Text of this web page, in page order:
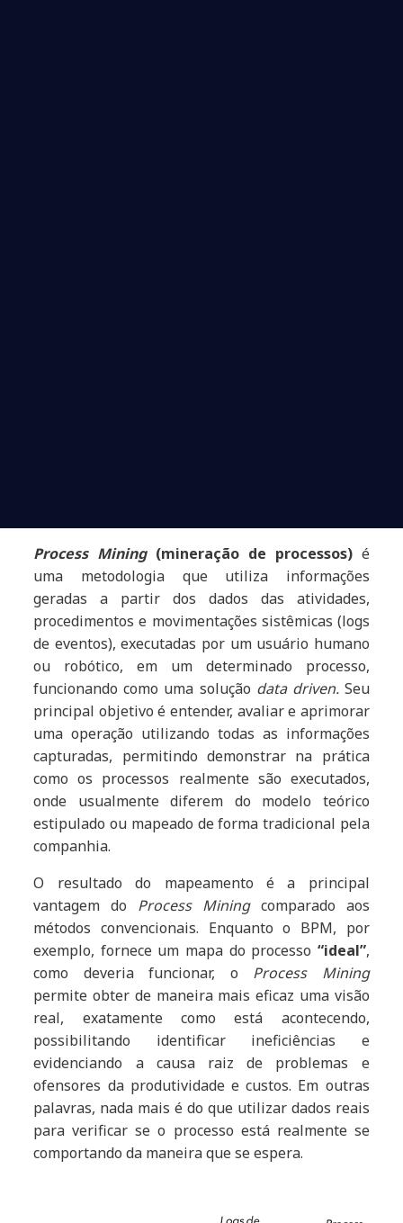
Process Mining(mineração de processos)é
uma metodologia que utiliza informações
geradas a partir dos dados das atividades,
procedimentos e movimentações sistêmicas (logs
de eventos), executadas por um usuário humano
ou robótico, em um determinado processo,
funcionando como uma solução data driven. Seu
principal objetivo é entender, avaliar e aprimorar
uma operação utilizando todas as informações
capturadas, permitindo demonstrar na prática
como os processos realmente são executados,
onde usualmente diferem do modelo teórico
estipulado ou mapeado de forma tradicional pela
companhia.
O resultado do mapeamento é a principal
vantagem do Process Miningcomparado aos
métodos convencionais. Enquanto o BPM, por
exemplo, fornece um mapa do processo “ideal”,
como deveria funcionar, o Process Mining
permite obter de maneira mais eficaz uma visão
real, exatamente como está acontecendo,
possibilitando identificar ineficiências e
evidenciando a causa raiz de problemas e
ofensores da produtividade e custos. Em outras
palavras, nada mais é do que utilizar dados reais
para verificar se o processo está realmente se
comportando da maneira que se espera.